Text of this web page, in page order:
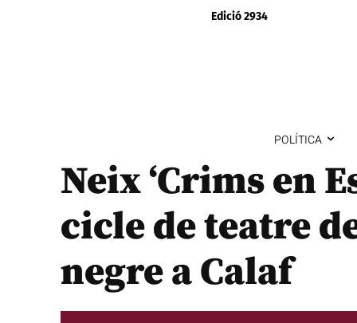
Edició 2934
POLÍTICA
Neix ‘Crims en
cicle de teatre
negre a Calaf